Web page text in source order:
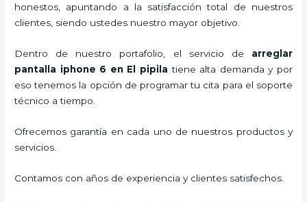
honestos, apuntando a la satisfacción total de nuestros
clientes, siendo ustedes nuestro mayor objetivo.
Dentro de nuestro portafolio, el servicio de arreglar
pantalla iphone 6 en El pipila tiene alta demanda y por
eso tenemos la opción de programar tu cita para el soporte
técnico a tiempo.
Ofrecemos garantía en cada uno de nuestros productos y
servicios.
Contamos con años de experiencia y clientes satisfechos.